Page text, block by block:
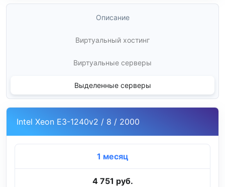
Описание
Виртуальный хостинг
Виртуальные серверы
Выделенные серверы
Intel Xeon E3-1240v2 / 8 / 2000
1 месяц
4 751 руб.